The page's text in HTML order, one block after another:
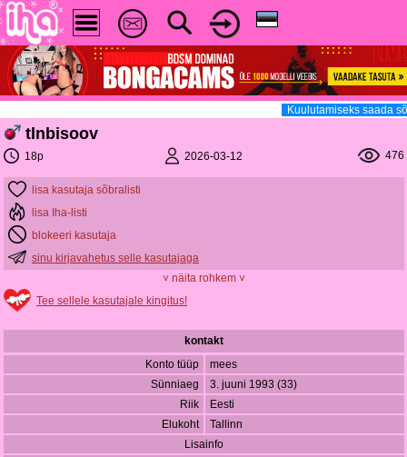
Kuulutamiseks saada
tlnbisoov
18p 2026-03-12 476
lisa kasutaja sõbralisti
lisa Iha-listi
blokeeri kasutaja
sinu kirjavahetus selle kasutajaga
˅ näita rohkem ˅
Tee sellele kasutajale kingitus!
kontakt
Konto tüüp
mees
Sünniaeg
3. juuni 1993 (33)
Riik
Eesti
Elukoht
Tallinn
Lisainfo